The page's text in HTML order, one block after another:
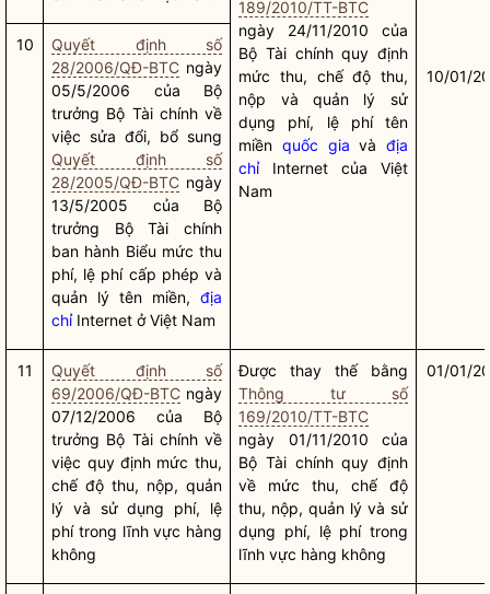
189/2010/TT-BTC
ngày 24/11/2010 của
Bộ Tài chính quy định
mức thu, chế độ thu,
nộp và quản lý sử
dụng phí, lệ phí tên
miền quốc gia và địa
chỉInternet của Việt
Nam
10/01/
10
Quyết định số
28/2006/QĐ-BTC ngày
05/5/2006 của Bộ
trưởng Bộ Tài chính về
việc sửa đổi, bổ sung
Quyết định số
28/2005/QĐ-BTC ngày
13/5/2005 của Bộ
trưởng Bộ Tài chính
ban hành Biểu mức thu
phí, lệ phí cấp phép và
quản lý tên miền, địa
chỉInternet ở Việt Nam
11
Quyết định số
69/2006/QĐ-BTC ngày
07/12/2006 của Bộ
trưởng Bộ Tài chính về
việc quy định mức thu,
chế độ thu, nộp, quản
lý và sử dụng phí, lệ
phí trong lĩnh vực hàng
không
Được thay thế bằng
Thông tư số
169/2010/TT-BTC
ngày 01/11/2010 của
Bộ Tài chính quy định
về mức thu, chế độ
thu, nộp, quản lý và sử
dụng phí, lệ phí trong
lĩnh vực hàng không
01/01/